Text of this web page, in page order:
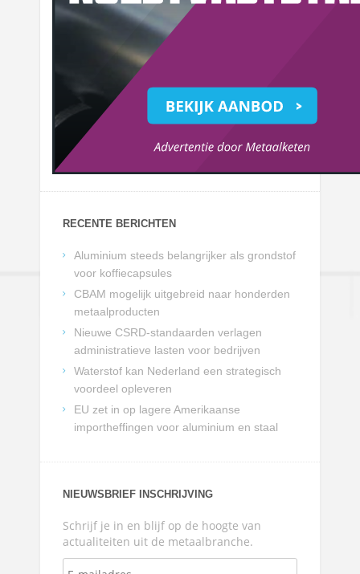
RECENTE BERICHTEN
Aluminium steeds belangrijker als grondstof
voor koffiecapsules
CBAM mogelijk uitgebreid naar honderden
metaalproducten
Nieuwe CSRD-standaarden verlagen
administratieve lasten voor bedrijven
Waterstof kan Nederland een strategisch
voordeel opleveren
EU zet in op lagere Amerikaanse
importheffingen voor aluminium en staal
NIEUWSBRIEF INSCHRIJVING
Schrijf je in en blijf op de hoogte van
actualiteiten uit de metaalbranche.